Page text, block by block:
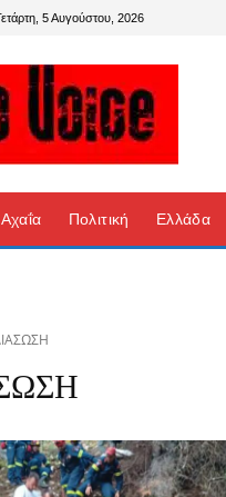
5 Αυγούστου, 2026
Πολιτική Ελλάδα